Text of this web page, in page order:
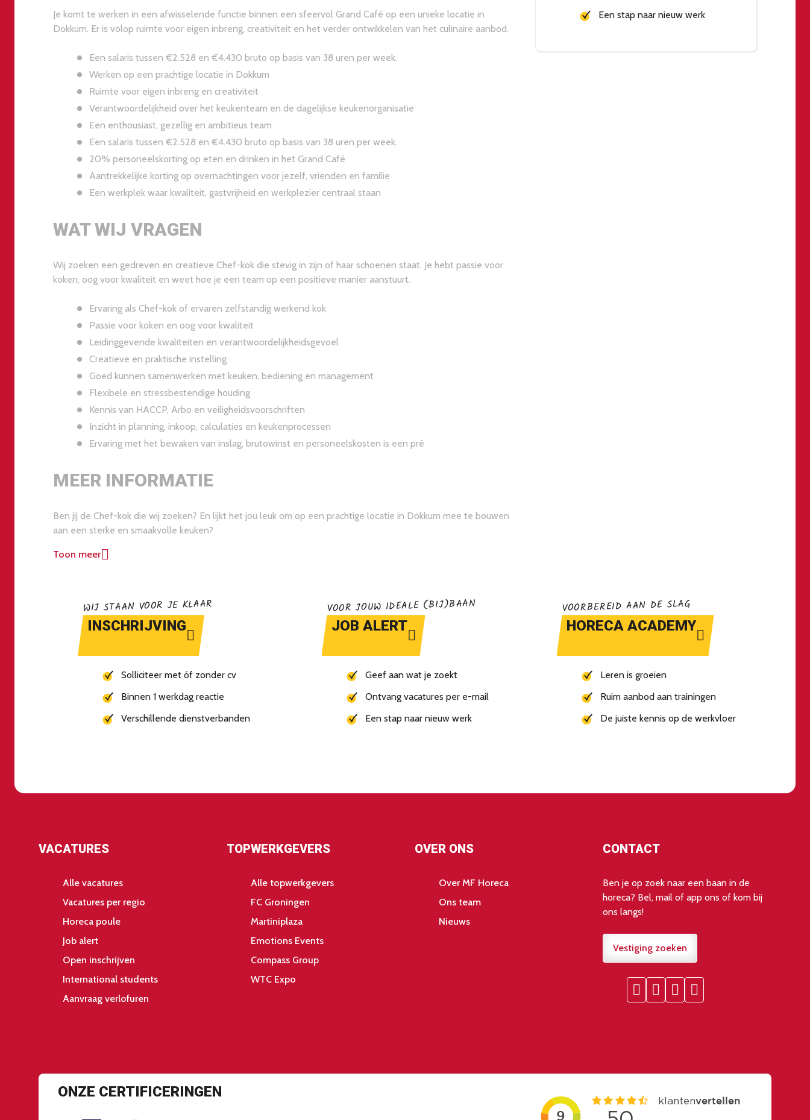
Je komt te werken in een afwisselende functie binnen een sfeervol Grand Café op een unieke locatie in
Dokkum. Er is volop ruimte voor eigen inbreng, creativiteit en het verder ontwikkelen van het culinaire aanbod.
Een salaris tussen €2.528 en €4.430 bruto op basis van 38 uren per week.
Werken op een prachtige locatie in Dokkum
Ruimte voor eigen inbreng en creativiteit
Verantwoordelijkheid over het keukenteam en de dagelijkse keukenorganisatie
Een enthousiast, gezellig en ambitieus team
Een salaris tussen €2.528 en €4.430 bruto op basis van 38 uren per week.
20% personeelskorting op eten en drinken in het Grand Café
Aantrekkelijke korting op overnachtingen voor jezelf, vrienden en familie
Een werkplek waar kwaliteit, gastvrijheid en werkplezier centraal staan
WAT WIJ VRAGEN
Wij zoeken een gedreven en creatieve Chef-kok die stevig in zijn of haar schoenen staat. Je hebt passie voor
koken, oog voor kwaliteit en weet hoe je een team op een positieve manier aanstuurt.
Ervaring als Chef-kok of ervaren zelfstandig werkend kok
Passie voor koken en oog voor kwaliteit
Leidinggevende kwaliteiten en verantwoordelijkheidsgevoel
Creatieve en praktische instelling
Goed kunnen samenwerken met keuken, bediening en management
Flexibele en stressbestendige houding
Kennis van HACCP, Arbo en veiligheidsvoorschriften
Inzicht in planning, inkoop, calculaties en keukenprocessen
Ervaring met het bewaken van inslag, brutowinst en personeelskosten is een pré
MEER INFORMATIE
Ben jij de Chef-kok die wij zoeken? En lijkt het jou leuk om op een prachtige locatie in Dokkum mee te bouwen
aan een sterke en smaakvolle keuken?
Toon meer
Een stap naar nieuw werk
WIJ STAAN VOOR JE KLAAR
INSCHRIJVING
Solliciteer met óf zonder cv
Binnen 1 werkdag reactie
Verschillende dienstverbanden
VOOR JOUW IDEALE (BIJ)BAAN
JOB ALERT
Geef aan wat je zoekt
Ontvang vacatures per e-mail
Een stap naar nieuw werk
VOORBEREID AAN DE SLAG
HORECA ACADEMY
Leren is groeien
Ruim aanbod aan trainingen
De juiste kennis op de werkvloer
VACATURES
Alle vacatures
Vacatures per regio
Horeca poule
Job alert
Open inschrijven
International students
Aanvraag verlofuren
TOPWERKGEVERS
Alle topwerkgevers
FC Groningen
Martiniplaza
Emotions Events
Compass Group
WTC Expo
OVER ONS
Over MF Horeca
Ons team
Nieuws
CONTACT
Ben je op zoek naar een baan in de
horeca? Bel, mail of app ons of kom bij
ons langs!
Vestiging zoeken
ONZE CERTIFICERINGEN